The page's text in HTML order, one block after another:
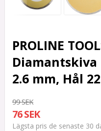
PROLINE
Diamantskiva
2.6 mm, Hål
99 SEK
76 SEK
Lägsta pris de senaste 30